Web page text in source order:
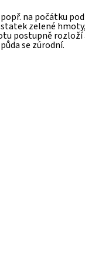
na počátku
zelené
postupně
se zúrodní.